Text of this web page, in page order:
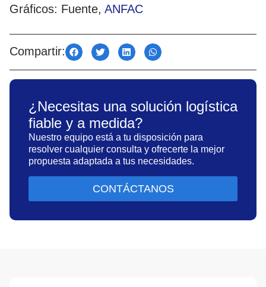
Gráficos: Fuente, ANFAC
Compartir:
¿Necesitas una solución logística
fiable y a medida?
Nuestro equipo está a tu disposición para
resolver cualquier consulta y ofrecerte la mejor
propuesta adaptada a tus necesidades.
CONTÁCTANOS